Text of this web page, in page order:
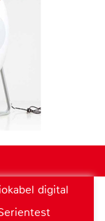
digital